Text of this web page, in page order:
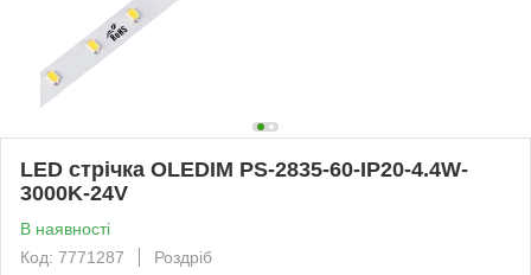
LED стрічка OLEDIM PS-2835-60-IP20-4.4W-
3000K-24V
В наявності
Код: 7771287
Роздріб